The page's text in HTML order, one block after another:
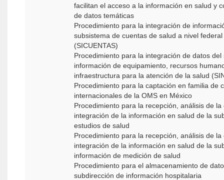
facilitan el acceso a la información en salud y
de datos temáticas
Procedimiento para la integración de
subsistema de cuentas de salud a nivel
(SICUENTAS)
Procedimiento para la integración de datos del
información de equipamiento, recursos
infraestructura para la atención de la salud
Procedimiento para la captación en familia de
internacionales de la OMS en México
Procedimiento para la recepción, análisis de la
integración de la información en salud de la
estudios de salud
Procedimiento para la recepción, análisis de la
integración de la información en salud de la
información de medición de salud
Procedimiento para el almacenamiento de
subdirección de información hospitalaria